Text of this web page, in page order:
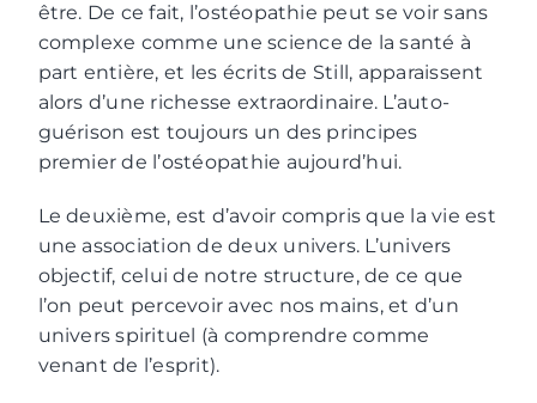
être. De ce fait, l’ostéopathie peut se voir sans
complexe comme une science de la santé à
part entière, et les écrits de Still, apparaissent
alors d’une richesse extraordinaire. L’auto-
guérison est toujours un des principes
premier de l’ostéopathie aujourd’hui.
Le deuxième, est d’avoir compris que la vie est
une association de deux univers. L’univers
objectif, celui de notre structure, de ce que
l’on peut percevoir avec nos mains, et d’un
univers spirituel (à comprendre comme
venant de l’esprit).